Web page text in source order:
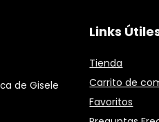
de Gisele
Links
Tienda
Carrito de
Favoritos